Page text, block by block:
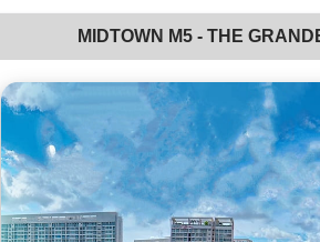
MIDTOWN M5 - THE